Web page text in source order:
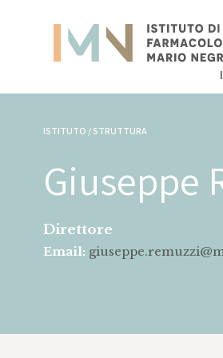
ISTITUTO / STRUTTURA
Giuseppe
Direttore
Email: